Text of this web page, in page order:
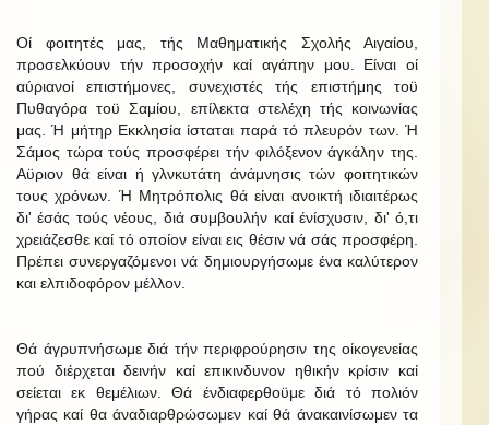
Οί φοιτητές μας, τής Μαθηματικής Σχολής Αιγαίου,
προσελκύουν τήν προσοχήν καί αγάπην μου. Είναι οί
αύριανοί επιστήμονες, συνεχιστές τής επιστήμης τοϋ
Πυθαγόρα τοϋ Σαμίου, επίλεκτα στελέχη τής κοινωνίας
μας. Ή μήτηρ Εκκλησία ίσταται παρά τό πλευρόν των. Ή
Σάμος τώρα τούς προσφέρει τήν φιλόξενον άγκάλην της.
Αϋριον θά είναι ή γλνκυτάτη άνάμνησις τών φοιτητικών
τους χρόνων. Ή Μητρόπολις θά είναι ανοικτή ιδιαιτέρως
δι' έσάς τούς νέους, διά συμβουλήν καί ένίσχυσιν, δι' ό,τι
χρειάζεσθε καί τό οποίον είναι εις θέσιν νά σάς προσφέρη.
Πρέπει συνεργαζόμενοι νά δημιουργήσωμε ένα καλύτερον
και ελπιδοφόρον μέλλον.
Θά άγρυπνήσωμε διά τήν περιφρούρησιν της οίκογενείας
πού διέρχεται δεινήν καί επικινδυνον ηθικήν κρίσιν καί
σείεται εκ θεμέλιων. Θά ένδιαφερθοϋμε διά τό πολιόν
γήρας καί θα άναδιαρθρώσωμεν καί θά άνακαινίσωμεν τα